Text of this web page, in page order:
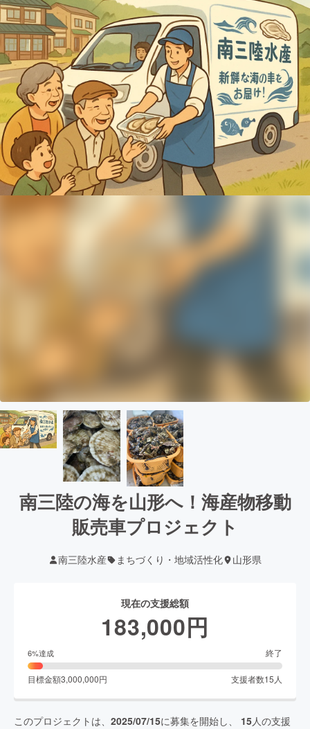
南三陸の海を山形へ！海産物移動
販売車プロジェクト
南三陸水産 まちづくり・地域活性化 山形県
現在の支援総額
183,000円
6%達成 終了
目標金額3,000,000円 支援者数15 人
このプロジェクトは、 2025/07/15に募集を開始し、 15人の支援